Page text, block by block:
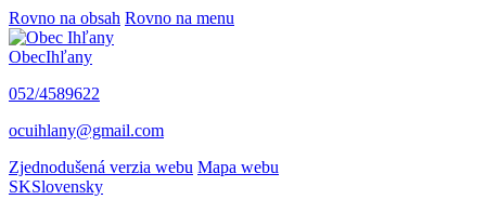
Rovno na obsah Rovno na menu
ObecIhľany
052/4589622
ocuihlany@gmail.com
Zjednodušená verzia webu Mapa webu
SKSlovensky